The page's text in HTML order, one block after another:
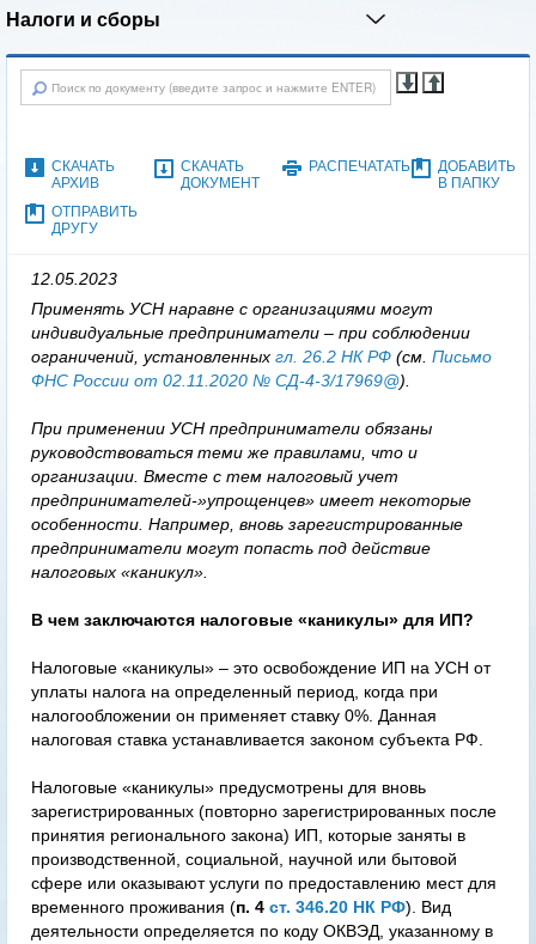
Налоги и сборы
СКАЧАТЬ
АРХИВ
СКАЧАТЬ
ДОКУМЕНТ
РАСПЕЧАТАТЬ
ДОБАВИТЬ
В ПАПКУ
ОТПРАВИТЬ
ДРУГУ
12.05.2023
Применять УСН наравне с организациями могут
индивидуальные предприниматели – при соблюдении
ограничений, установленных гл. 26.2 НК РФ (см. Письмо
ФНС России от 02.11.2020 № СД-4-3/17969@).
При применении УСН предприниматели обязаны
руководствоваться теми же правилами, что и
организации. Вместе с тем налоговый учет
предпринимателей-»упрощенцев» имеет некоторые
особенности. Например, вновь зарегистрированные
предприниматели могут попасть под действие
налоговых «каникул».
В чем заключаются налоговые «каникулы» для ИП?
Налоговые «каникулы» – это освобождение ИП на УСН от
уплаты налога на определенный период, когда при
налогообложении он применяет ставку 0%. Данная
налоговая ставка устанавливается законом субъекта РФ.
Налоговые «каникулы» предусмотрены для вновь
зарегистрированных (повторно зарегистрированных после
принятия регионального закона) ИП, которые заняты в
производственной, социальной, научной или бытовой
сфере или оказывают услуги по предоставлению мест для
временного проживания (п. 4 ст. 346.20 НК РФ). Вид
деятельности определяется по коду ОКВЭД, указанному в